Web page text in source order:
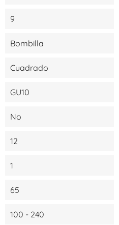
9
Bombilla
Cuadrado
GU10
No
12
1
65
100 - 240